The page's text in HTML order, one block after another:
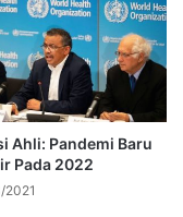
Ahli: Pandemi Baru
Pada 2022